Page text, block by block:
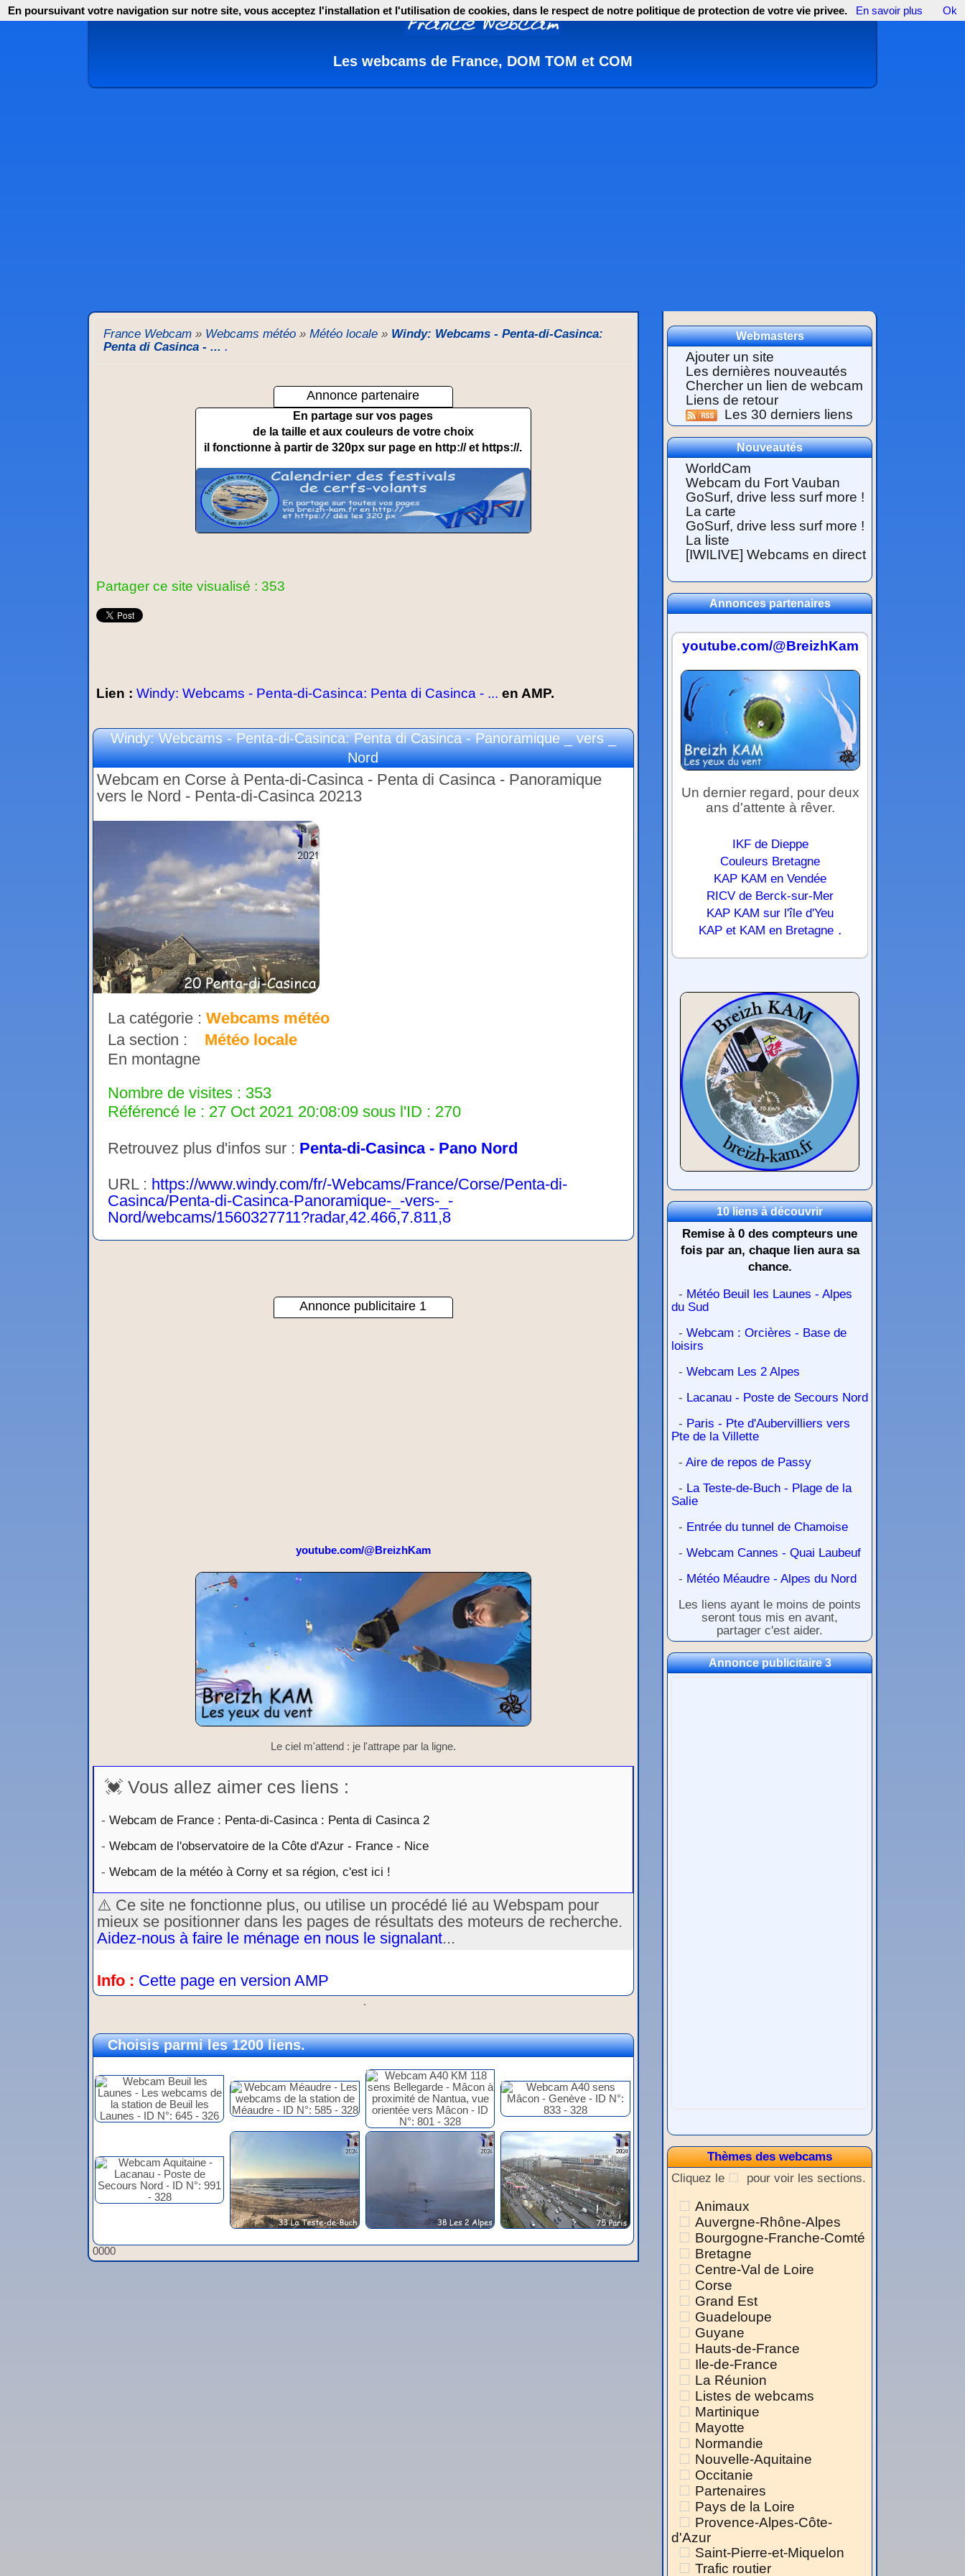
Les webcams de France, DOM TOM et COM
France Webcam » Webcams météo » Météo locale » Windy: Webcams - Penta-di-Casinca:
Penta di Casinca - ... .
Annonce partenaire
En partage sur vos pages
de la taille et aux couleurs de votre choix
il fonctionne à partir de 320px sur page en http:// et https://.
Partager ce site visualisé : 353
Lien : Windy: Webcams - Penta-di-Casinca: Penta di Casinca - ... en AMP.
Windy: Webcams - Penta-di-Casinca: Penta di Casinca - Panoramique _ vers _
Nord
Webcam en Corse à Penta-di-Casinca - Penta di Casinca - Panoramique
vers le Nord - Penta-di-Casinca 20213
La catégorie : Webcams météo
La section : Météo locale
En montagne
Nombre de visites : 353
Référencé le : 27 Oct 2021 20:08:09 sous l'ID : 270
Retrouvez plus d'infos sur : Penta-di-Casinca - Pano Nord
URL : https://www.windy.com/fr/-Webcams/France/Corse/Penta-di-
Casinca/Penta-di-Casinca-Panoramique-_-vers-_-
Nord/webcams/1560327711?radar,42.466,7.811,8
Annonce publicitaire 1
youtube.com/@BreizhKam
Le ciel m'attend : je l'attrape par la ligne.
💓 Vous allez aimer ces liens :
- Webcam de France : Penta-di-Casinca : Penta di Casinca 2
- Webcam de l'observatoire de la Côte d'Azur - France - Nice
- Webcam de la météo à Corny et sa région, c'est ici !
⚠️ Ce site ne fonctionne plus, ou utilise un procédé lié au Webspam pour
mieux se positionner dans les pages de résultats des moteurs de recherche.
Aidez-nous à faire le ménage en nous le signalant...
Info : Cette page en version AMP
.
Choisis parmi les 1200 liens.
0000
Webmasters
Ajouter un site
Les dernières nouveautés
Chercher un lien de webcam
Liens de retour
Les 30 derniers liens
Nouveautés
WorldCam
Webcam du Fort Vauban
GoSurf, drive less surf more !
La carte
GoSurf, drive less surf more !
La liste
[IWILIVE] Webcams en direct
Annonces partenaires
youtube.com/@BreizhKam
Un dernier regard, pour deux
ans d'attente à rêver.
IKF de Dieppe
Couleurs Bretagne
KAP KAM en Vendée
RICV de Berck-sur-Mer
KAP KAM sur l'île d'Yeu
KAP et KAM en Bretagne .
10 liens à découvrir
Remise à 0 des compteurs une
fois par an, chaque lien aura sa
chance.
- Météo Beuil les Launes - Alpes
du Sud
- Webcam : Orcières - Base de
loisirs
- Webcam Les 2 Alpes
- Lacanau - Poste de Secours Nord
- Paris - Pte d'Aubervilliers vers
Pte de la Villette
- Aire de repos de Passy
- La Teste-de-Buch - Plage de la
Salie
- Entrée du tunnel de Chamoise
- Webcam Cannes - Quai Laubeuf
- Météo Méaudre - Alpes du Nord
Les liens ayant le moins de points
seront tous mis en avant,
partager c'est aider.
Annonce publicitaire 3
Thèmes des webcams
Cliquez le
pour voir les sections.
Animaux
Auvergne-Rhône-Alpes
Bourgogne-Franche-Comté
Bretagne
Centre-Val de Loire
Corse
Grand Est
Guadeloupe
Guyane
Hauts-de-France
Ile-de-France
La Réunion
Listes de webcams
Martinique
Mayotte
Normandie
Nouvelle-Aquitaine
Occitanie
Partenaires
Pays de la Loire
Provence-Alpes-Côte-
d'Azur
Saint-Pierre-et-Miquelon
Trafic routier
En poursuivant votre navigation sur notre site, vous acceptez l'installation et l'utilisation de cookies, dans le respect de notre politique de protection de votre vie privee. En savoir plus Ok